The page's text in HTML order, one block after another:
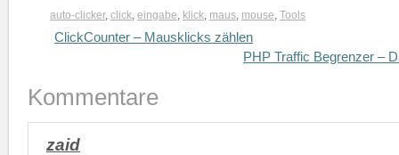
auto-clicker, click, eingabe, klick, maus, mouse, Tools
ClickCounter – Mausklicks zählen
PHP Traffic Begrenzer –
Kommentare
zaid